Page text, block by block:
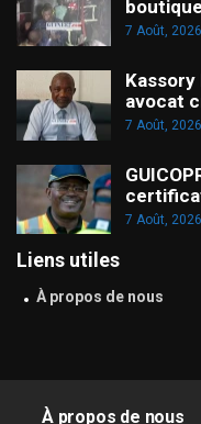
7 Août, 2026
Kassory
avocat
7 Août, 2026
7 Août, 2026
Liens utiles
À propos de nous
À propos de nous